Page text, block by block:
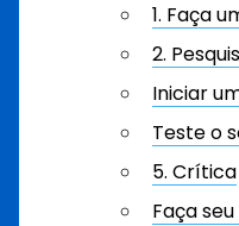
1. Faça
2.
Iniciar
Teste o
5. Crítica
Faça